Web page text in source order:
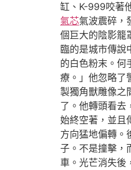
缸、K-999咬著
氣芯氣波震碎，
個巨大的陰影籠
臨的是城市傳說
的白色粉末。何
療。」他忽略了
製獨角獸雕像之
了。他轉頭看去
始終空著，並且
方向猛地偏轉。
子。不是撞擊，
車。光芒消失後